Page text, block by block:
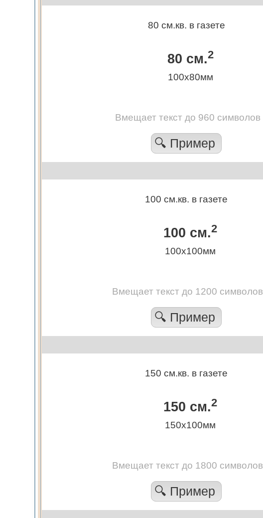
80 см.кв. в газете
80 см.2
100х80мм
Вмещает текст до 960 символов
🔍 Пример
100 см.кв. в газете
100 см.2
100х100мм
Вмещает текст до 1200 символов
🔍 Пример
150 см.кв. в газете
150 см.2
150х100мм
Вмещает текст до 1800 символов
🔍 Пример